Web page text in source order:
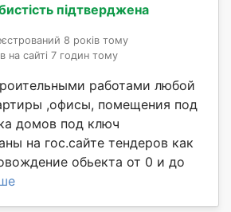
підтверджена
8 років тому
на сайті 7 годин тому
работами любой
,офисы, помещения под
домов под ключ
на гос.сайте тендеров как
обьекта от 0 и до